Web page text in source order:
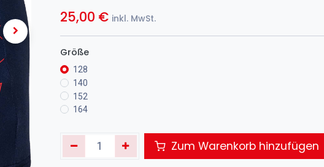
25,00 € inkl. MwSt.
Größe
128
140
152
164
Zum Warenkorb hinzufügen